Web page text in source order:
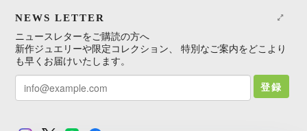
NEWS LETTER
ニュースレターをご購読の方へ
新作ジュエリーや限定コレクション、 特別なご案内をどこより
も早くお届けいたします。
登録